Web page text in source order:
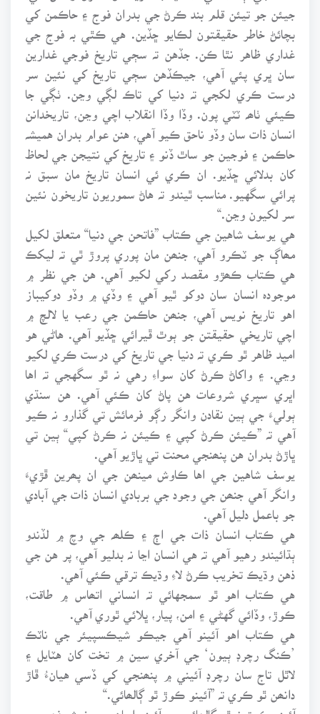
جيئن جو تيئن قلم بند ڪرڻ جي بدران فوج ۽ حاڪمن کي
بچائڻ خاطر حقيقتون لڪايو ڇڏين. هي ڪٿي بہ فوج جي
غداري ظاهر نٿا ڪن. جڏهن تہ سڄي تاريخ فوجي غدارين
سان ڀري پئي آهي، جيڪڏهن سڄي تاريخ کي نئين سر
درست ڪري لکجي تہ دنيا کي تاڪ لڳي وڃن. ٺڳي جا
ڪيئي ٺاھہ ٽٽي پون. وڏا وڏا انقلاب اچي وڃن، تاريخدانن
انسان ذات سان وڏو ناحق ڪيو آهي، هنن عوام بدران هميشہ
حاڪمن ۽ فوجين جو ساٿ ڏنو ۽ تاريخ کي نتيجن جي لحاظ
کان بدلائي ڇڏيو. ان ڪري ئي انسان تاريخ مان سبق نہ
پرائي سگهيو. مناسب ٿيندو تہ هاڻ سموريون تاريخون نئين
سر لکيون وڃن.“
هي يوسف شاهين جي ڪتاب ”فاتحن جي دنيا“ متعلق لکيل
مھاڳ جو ٽڪرو آهي، جنھن مان پوري پروڙ ٿي تہ ليکڪ
هي ڪتاب ڪھڙو مقصد رکي لکيو آهي. هن جي نظر ۾
موجودہ انسان سان دوکو ٿيو آهي ۽ وڏي ۾ وڏو دوکيباز
اهو تاريخ نويس آهي، جنھن حاڪمن جي رعب يا لالچ ۾
اچي تاريخي حقيقتن جو ٻوٿ ڦيرائي ڇڏيو آهي. هاڻي هو
اميد ظاهر ٿو ڪري تہ دنيا جي تاريخ کي درست ڪري لکيو
وڃي. ۽ واکاڻ ڪرڻ کان سواءِ رهي نہ ٿو سگهجي تہ اها
اڀري سڀري شروعات هن پاڻ کان ڪئي آهي. هن سنڌي
ٻوليءَ جي ٻين نقادن وانگر رڳو فرمائش تي گذارو نہ ڪيو
آهي تہ ”ڪيئن ڪرڻ کپي ۽ ڪيئن نہ ڪرڻ کپي“ ٻين تي
ڀاڙڻ بدران هن پنھنجي محنت تي ڀاڙيو آهي.
يوسف شاهين جي اها ڪاوش مينھن جي ان پھرين ڦڙيءَ
وانگر آهي جنھن جي وجود جي بربادي انسان ذات جي آبادي
جو باعمل دليل آهي.
هي ڪتاب انسان ذات جي اڄ ۽ ڪلھہ جي وچ ۾ لڏندو
ٻڌائيندو رهيو آهي تہ هي انسان اڃا نہ بدليو آهي، پر هن جي
ذهن وڌيڪ تخريب ڪرڻ لاءِ وڌيڪ ترقي ڪئي آهي.
هي ڪتاب اهو ٿو سمجهائي تہ انساني اتھاس ۾ طاقت،
ڪوڙ، وڏائي گهڻي ۽ امن، پيار، ڀلائي ٿوري آهي.
هي ڪتاب اهو آئينو آهي جيڪو شيڪسپيئر جي ناٽڪ
’ڪنگ رچرڊ ٻيون‘ جي آخري سين ۾ تخت کان هٽايل ۽
لاٿل تاج سان رچرڊ آئيني ۾ پنھنجي کي ڏسي هيانءُ ڦاڙ
دانھن ٿو ڪري تہ ”آئينو ڪوڙ ٿو ڳالھائي.“
آئينو ڪوڙ نہ ٿو ڳالھائي، پر آئينو اسان جي خوش فھمي ۽